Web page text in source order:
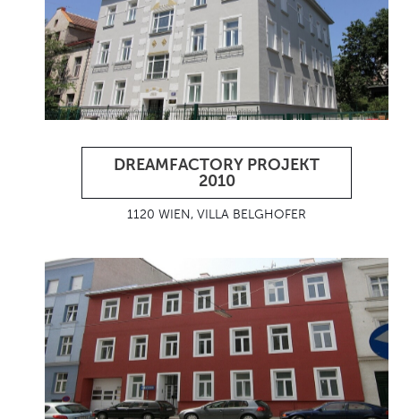
DREAMFACTORY PROJEKT
2010
1120 WIEN, VILLA BELGHOFER